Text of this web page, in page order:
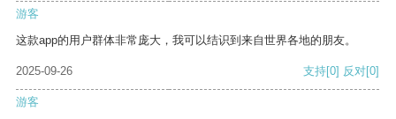
游客
这款app的用户群体非常庞大，我可以结识到来自世界各地的朋友。
2025-09-26 支持[0] 反对[0]
游客